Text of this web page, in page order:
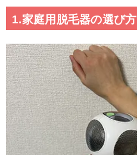
1.家庭用脱毛器の選び方